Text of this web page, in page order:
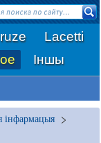
Lacetti
Іншы
інфармацыя